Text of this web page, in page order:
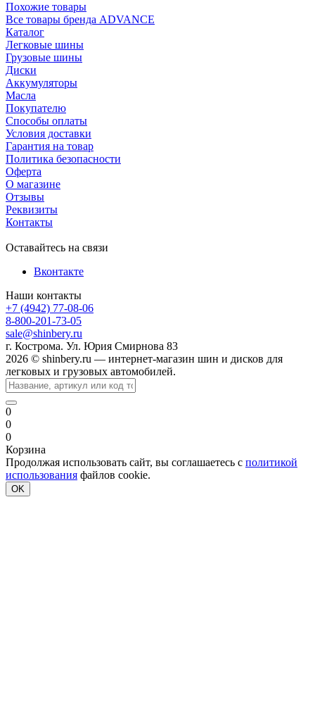
Похожие товары
Все товары бренда ADVANCE
Каталог
Легковые шины
Грузовые шины
Диски
Аккумуляторы
Масла
Покупателю
Способы оплаты
Условия доставки
Гарантия на товар
Политика безопасности
Оферта
О магазине
Отзывы
Реквизиты
Контакты
Оставайтесь на связи
Вконтакте
Наши контакты
+7 (4942) 77-08-06
8-800-201-73-05
sale@shinbery.ru
г. Кострома. Ул. Юрия Смирнова 83
2026 © shinbery.ru — интернет-магазин шин и дисков для
легковых и грузовых автомобилей.
0
0
0
Корзина
Продолжая использовать сайт, вы соглашаетесь с политикой
использования файлов cookie.
OK